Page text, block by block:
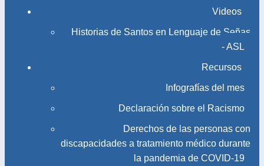
Videos
Historias de Santos en Lenguaje de Señas
- ASL
Recursos
Infografías del mes
Declaración sobre el Racismo
Derechos de las personas con
discapacidades a tratamiento médico durante
la pandemia de COVID-19